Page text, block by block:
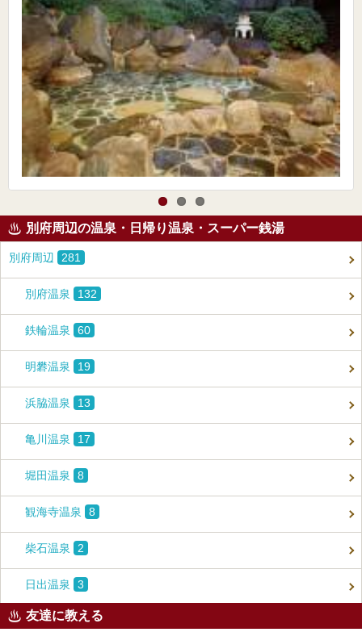
別府周辺の温泉・日帰り温泉・スーパー銭湯
別府周辺 281
別府温泉 132
鉄輪温泉 60
明礬温泉 19
浜脇温泉 13
亀川温泉 17
堀田温泉 8
観海寺温泉 8
柴石温泉 2
日出温泉 3
友達に教える